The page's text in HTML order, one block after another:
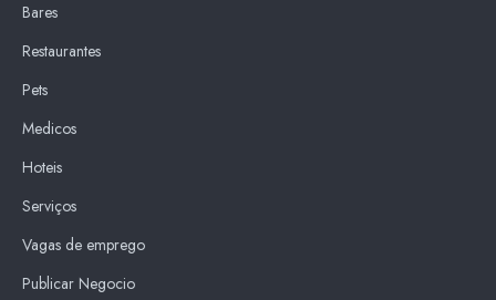
Bares
Restaurantes
Pets
Medicos
Hoteis
Serviços
Vagas de emprego
Publicar Negocio